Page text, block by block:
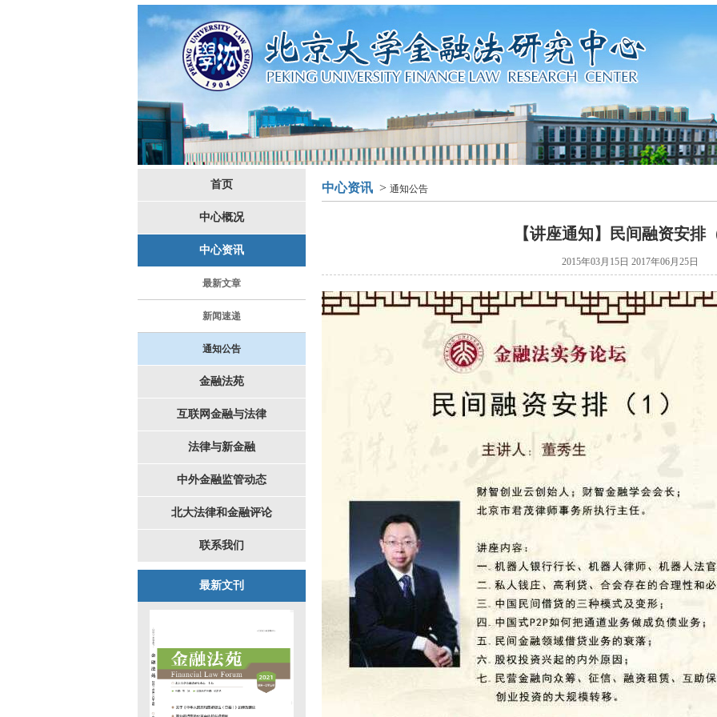
首页
中心概况
中心资讯
最新文章
新闻速递
通知公告
金融法苑
互联网金融与法律
法律与新金融
中外金融监管动态
北大法律和金融评论
联系我们
最新文刊
中心资讯 > 通知公告
【讲座通知】民间融资安排
2015年03月15日 2017年06月25日